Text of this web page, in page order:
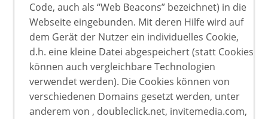
Code, auch als “Web Beacons” bezeichnet) in die
Webseite eingebunden. Mit deren Hilfe wird auf
dem Gerät der Nutzer ein individuelles Cookie,
d.h. eine kleine Datei abgespeichert (statt Cookies
können auch vergleichbare Technologien
verwendet werden). Die Cookies können von
verschiedenen Domains gesetzt werden, unter
anderem von , doubleclick.net, invitemedia.com,